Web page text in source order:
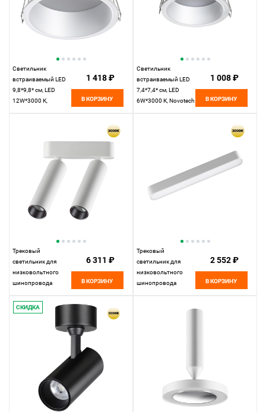
Светильник
встраиваемый LED
9,8*9,8* см, LED
12W*3000 К,
1 418 ₽
В КОРЗИНУ
Светильник
встраиваемый LED
7,4*7,4* см, LED
6W*3000 К, Novotech
1 008 ₽
В КОРЗИНУ
Трековый
светильник для
низковольтного
шинопровода
14W*3000 К,
Novotech Shino Smal,
6 311 ₽
В КОРЗИНУ
Трековый
светильник для
низковольтного
шинопровода
2 552 ₽
В КОРЗИНУ
СКИДКА